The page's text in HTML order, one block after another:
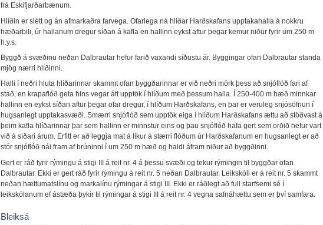
frá Eskifjarðarbænum.
Hlíðin er slétt og án afmarkaðra farvega. Ofarlega ná hlíðar Harðskafans upptakahalla á nokkru
hæðarbili, úr hallanum dregur síðan á kafla en hallinn eykst aftur þegar kemur niður fyrir um 250 m
h.y.s.
Byggð á svæðinu neðan Dalbrautar hefur farið vaxandi síðustu ár. Byggingar ofan Dalbrautar standa
mjög nærri hlíðinni.
Halli í neðri hluta hlíðarinnar skammt ofan byggðarinnar er við neðri mörk þess að snjóflóð fari af
stað, en krapaflóð geta hins vegar átt upptök í hlíðum með þessum halla. Í 250-400 m hæð minnkar
hallinn en eykst síðan aftur þegar ofar dregur, í hlíðum Harðskafans, en þar er veruleg snjósöfnun í
hugsanlegt upptakasvæði. Smærri snjóflóð sem upptök eiga í hlíðum Harðskafans ættu að stöðvast á
þeim kafla hlíðarinnar þar sem hallinn er minnstur eins og þau snjóflóð hafa gert sem orðið hefur vart
við á síðari árum. Erfitt er að leggja mat á líkur á stærri flóðum úr Harðskafanum en hugsanlegt er að
stór snjóflóð nái fram af brúninni í um 250 m hæð og haldi áfram niður að byggðinni.
Gert er ráð fyrir rýmingu á stigi III á reit nr. 4 á þessu svæði og tekur rýmingin til byggðar ofan
Dalbrautar. Ekki er gert ráð fyrir rýmingu á reit nr. 5 neðan Dalbrautar. Leikskóli er á reit nr. 5 skammt
neðan hættumatslínu og markalínu rýmingar á stigi III. Ekki er ráðlegt að full starfsemi sé í
leikskólanum ef ástæða þykir til rýmingar á stigi III á reit nr. 4 vegna safnáhættu sem er því samfara.
Bleiksá